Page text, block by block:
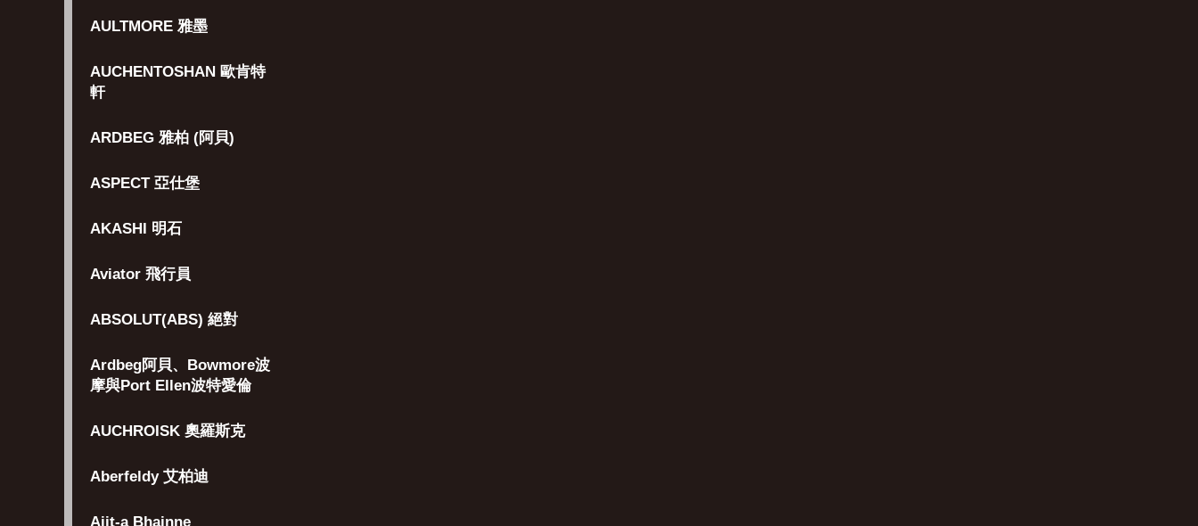
AULTMORE 雅墨
AUCHENTOSHAN 歐肯特
軒
ARDBEG 雅柏 (阿貝)
ASPECT 亞仕堡
AKASHI 明石
Aviator 飛行員
ABSOLUT(ABS) 絕對
Ardbeg阿貝、Bowmore波
摩與Port Ellen波特愛倫
AUCHROISK 奧羅斯克
Aberfeldy 艾柏迪
Aiit-a Bhainne